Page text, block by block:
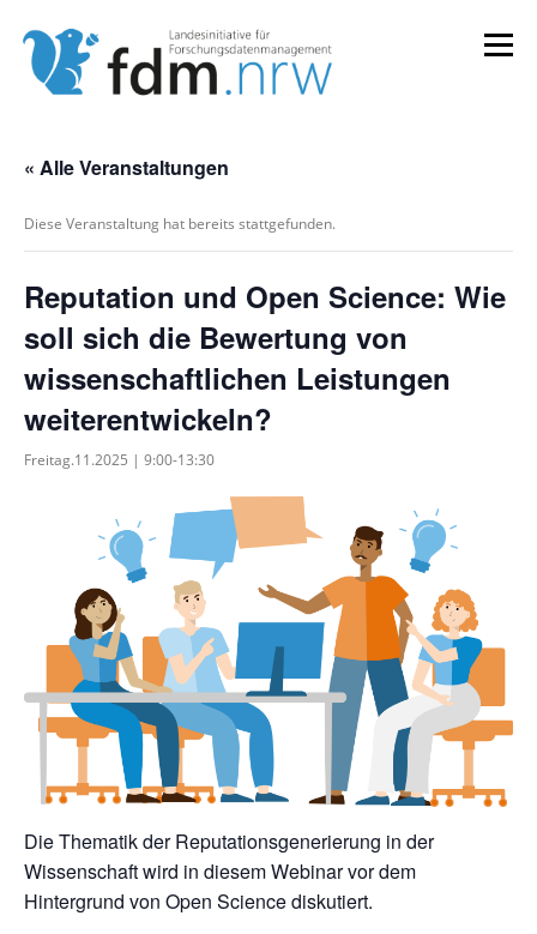
Inhalt
springen
Menü
KOMPETENZEN & VERANSTALTUNGEN
« Alle Veranstaltungen
Diese Veranstaltung hat bereits stattgefunden.
Reputation und Open Science: Wie
soll sich die Bewertung von
wissenschaftlichen Leistungen
weiterentwickeln?
Freitag.11.2025 | 9:00-13:30
Die Thematik der Reputationsgenerierung in der
Wissenschaft wird in diesem Webinar vor dem
Hintergrund von Open Science diskutiert.